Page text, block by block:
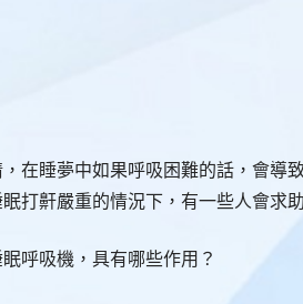
在睡夢中如果呼吸困難的話，會導
打鼾嚴重的情況下，有一些人會求
呼吸機，具有哪些作用？